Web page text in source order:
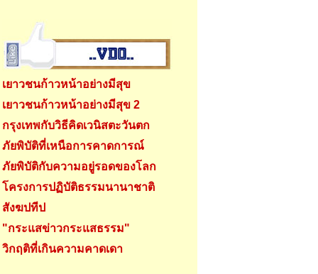
เยาวชนก้าวหน้าอย่างมีสุข
เยาวชนก้าวหน้าอย่างมีสุข 2
กรุงเทพกับวิธีคิดเวนิสตะวันตก
ภัยพิบัติที่เหนือการคาดการณ์
ภัยพิบัติกับความอยู่รอดของโลก
โครงการปฏิบัติธรรมนานาชาติ
สังฆปทีป
"กระแสข่าวกระแสธรรม"
วิกฤติที่เกินความคาดเดา